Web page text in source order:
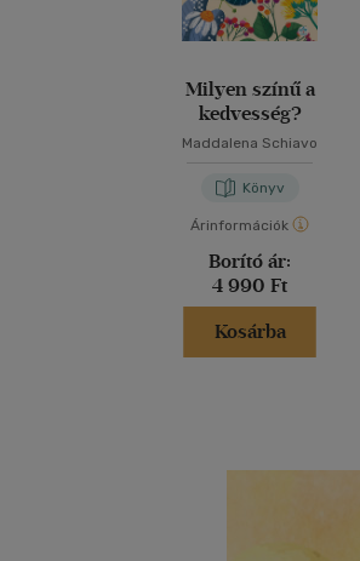
Milyen színű a
kedvesség?
Maddalena Schiavo
Könyv
Árinformációk
Borító ár:
4 990 Ft
Kosárba